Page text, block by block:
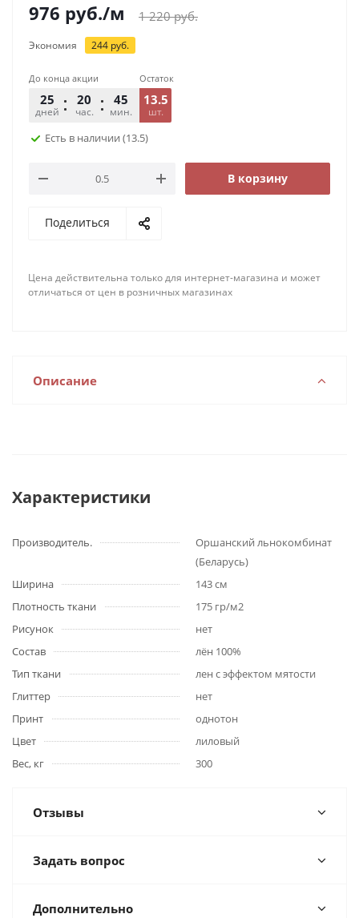
976 руб./м 1 220руб.
Экономия 244 руб.
До конца акции
25
дней
20
час.
45
мин.
31
сек.
Остаток
13.5
шт.
Есть в наличии (13.5)
В корзину
Поделиться
Цена действительна только для интернет-магазина и может
отличаться от цен в розничных магазинах
Описание
Характеристики
Производитель.
Оршанский льнокомбинат
(Беларусь)
Ширина
143 см
Плотность ткани
175 гр/м2
Рисунок
нет
Состав
лён 100%
Тип ткани
лен с эффектом мятости
Глиттер
нет
Принт
однотон
Цвет
лиловый
Вес, кг
300
Отзывы
Задать вопрос
Дополнительно